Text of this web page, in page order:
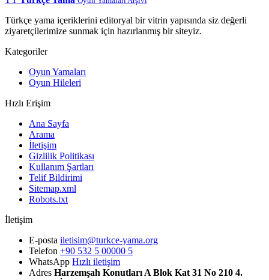
Türkçe yama içeriklerini editoryal bir vitrin yapısında siz değerli
ziyaretçilerimize sunmak için hazırlanmış bir siteyiz.
Kategoriler
Oyun Yamaları
Oyun Hileleri
Hızlı Erişim
Ana Sayfa
Arama
İletişim
Gizlilik Politikası
Kullanım Şartları
Telif Bildirimi
Sitemap.xml
Robots.txt
İletişim
E-posta iletisim@turkce-yama.org
Telefon +90 532 5 00000 5
WhatsApp Hızlı iletişim
Adres Harzemşah Konutları A Blok Kat 31 No 210 4.